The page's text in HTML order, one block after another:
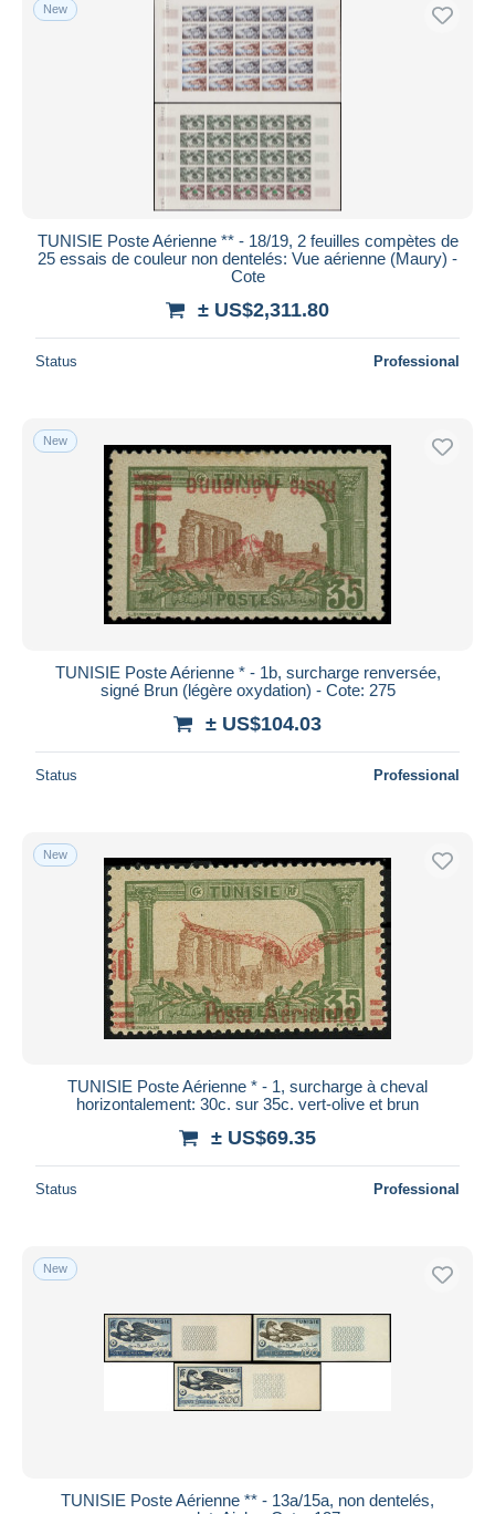
New
TUNISIE Poste Aérienne ** - 18/19, 2 feuilles compètes de
25 essais de couleur non dentelés: Vue aérienne (Maury) -
Cote
± US$2,311.80
Status Professional
New
TUNISIE Poste Aérienne * - 1b, surcharge renversée,
signé Brun (légère oxydation) - Cote: 275
± US$104.03
Status Professional
New
TUNISIE Poste Aérienne * - 1, surcharge à cheval
horizontalement: 30c. sur 35c. vert-olive et brun
± US$69.35
Status Professional
New
TUNISIE Poste Aérienne ** - 13a/15a, non dentelés,